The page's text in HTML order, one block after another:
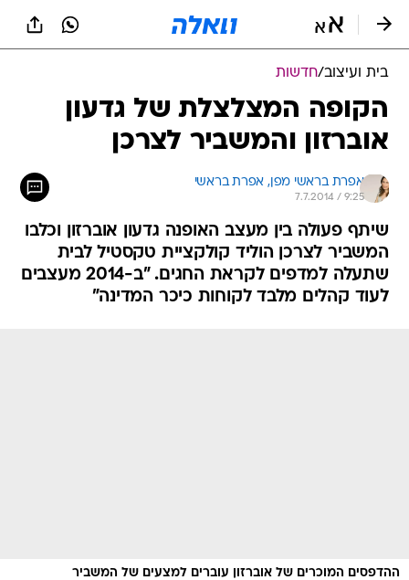
בית ועיצוב/חדשות
הקופה המצלצלת של גדעון
אוברזון והמשביר לצרכן
אפרת בראשי מפן, אפרת בראשי
7.7.2014 / 9:25
שיתף פעולה בין מעצב האופנה גדעון אוברזון וכלבו
המשביר לצרכן הוליד קולקציית טקסטיל לבית
שתעלה למדפים לקראת החגים. "ב-2014 מעצבים
לעוד קהלים מלבד לקוחות כיכר המדינה"
ההדפסים המוכרים של אוברזון עוברים למצעים של המשביר